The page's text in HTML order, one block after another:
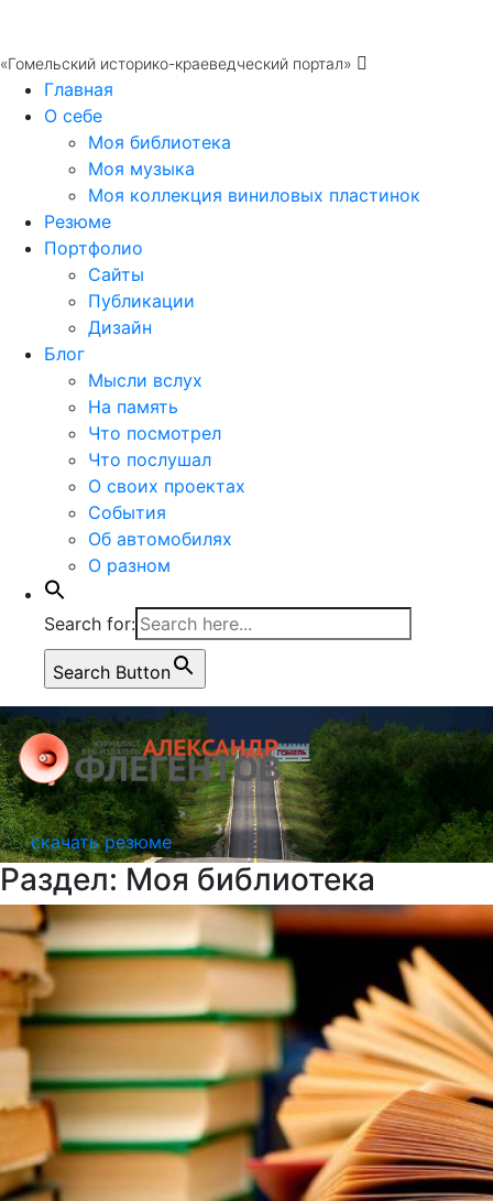
«Гомельский историко-краеведческий портал»
Главная
О себе
Моя библиотека
Моя музыка
Моя коллекция виниловых пластинок
Резюме
Портфолио
Сайты
Публикации
Дизайн
Блог
Мысли вслух
На память
Что посмотрел
Что послушал
О своих проектах
События
Об автомобилях
О разном
Search for:
Search Button
скачать резюме
Раздел: Моя библиотека